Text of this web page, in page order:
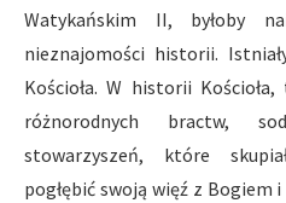
Watykańskim II, byłoby
nieznajomości historii.
Kościoła. W historii
różnorodnych bractw,
stowarzyszeń, które
pogłębić swoją więź z Bogiem